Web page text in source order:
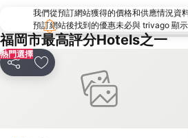
Elgala Hall
Dazaifu Tenmangu Shrine
我們從預訂網站獲得的價格和供應情況資
預訂網站後找到的優惠未必與 trivago 顯示
福岡市最高評分Hotels之一
熱門選擇
分享 放到收藏夾